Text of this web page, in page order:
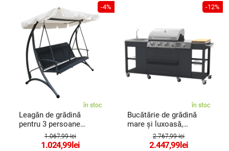
-4%
în stoc
Leagăn de grădină
pentru 3 persoane
Avenberg Aruba
1.067,99 lei
1.024,99 lei
-12%
în stoc
Bucătărie de grădină
mare și luxoasă,
cugrătar pe gaz
Avenberg Texas
2.767,99 lei
2.447,99 lei